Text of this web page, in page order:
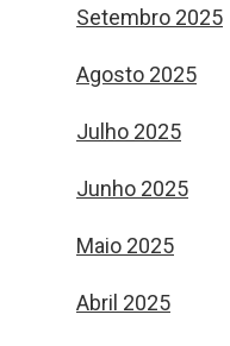
Setembro 2025
Agosto 2025
Julho 2025
Junho 2025
Maio 2025
Abril 2025